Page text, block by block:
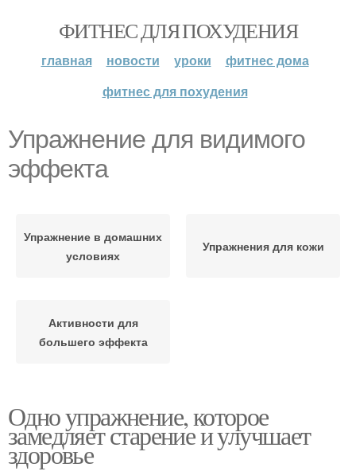
ФИТНЕС ДЛЯ ПОХУДЕНИЯ
главная новости уроки
фитнес дома
фитнес для похудения
Упражнение для видимого
эффекта
Упражнение в домашних
условиях
Упражнения для кожи
Активности для
большего эффекта
Одно упражнение, которое
замедляет старение и улучшает
здоровье